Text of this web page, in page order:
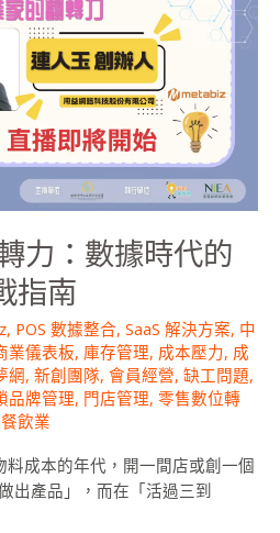
力：數據時代的
指南
, POS 數據整合, SaaS 解決方案, 中
業儀表板, 庫存管理, 成本壓力, 成
網, 新創團隊, 會員經營, 缺工問題,
品牌管理, 門店管理, 零售數位轉
餐飲業
成本的年代，開一間店或創一個
出產品」，而在「活過三到